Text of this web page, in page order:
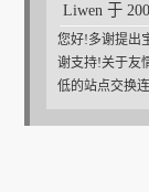
Liwen 于
您好!多谢提出
谢支持!关于友
低的站点交换